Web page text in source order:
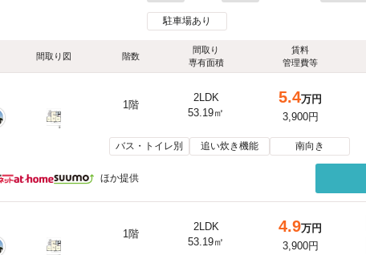
駐車場あり
間取り図 階数
間取り
専有面積
賃料
管理費等
1階
2LDK
53.19㎡
5.4万円
3,900円
バス・トイレ別 追い炊き機能 南向き
ほか提供
1階
2LDK
53.19㎡
4.9万円
3,900円